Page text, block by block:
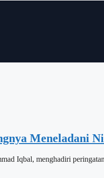
Meneladani
Iqbal, menghadiri